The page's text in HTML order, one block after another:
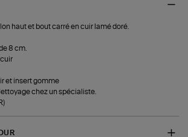
haut et bout carré en cuir lamé doré.
8 cm.
et insert gomme
chez un spécialiste.